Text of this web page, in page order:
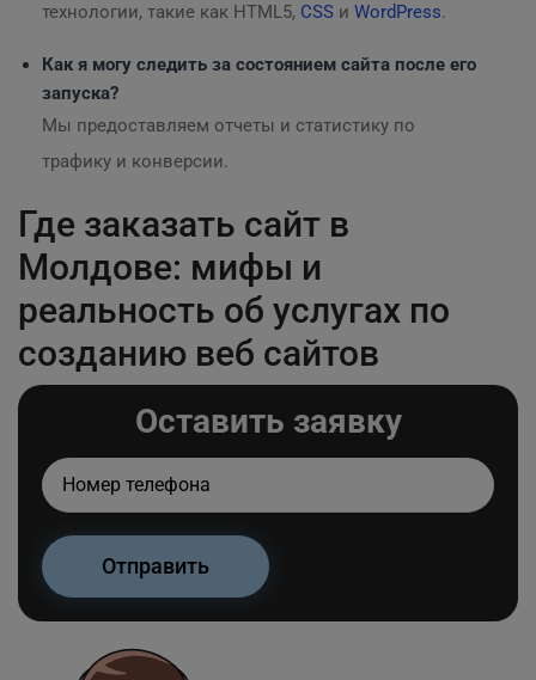
технологии, такие как HTML5, CSS и WordPress.
Как я могу следить за состоянием сайта после его
запуска?
Мы предоставляем отчеты и статистику по
трафику и конверсии.
Где заказать сайт в
Молдове: мифы и
реальность об услугах по
созданию веб сайтов
Оставить заявку